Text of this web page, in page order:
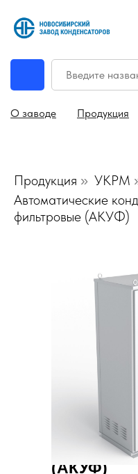
О заводе Продукция
Продукция » УКРМ
Автоматические
фильтровые (АКУФ)
(АКУФ)